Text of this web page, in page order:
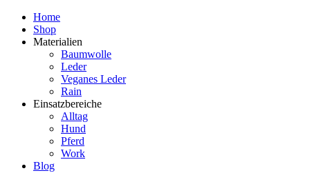
Home
Shop
Materialien
Baumwolle
Leder
Veganes Leder
Rain
Einsatzbereiche
Alltag
Hund
Pferd
Work
Blog